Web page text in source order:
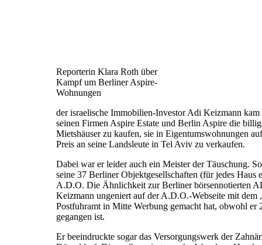
Reporterin Klara Roth über
Kampf um Berliner Aspire-
Wohnungen
der israelische Immobilien-Investor Adi Keizmann
seinen Firmen Aspire Estate und Berlin Aspire die
Mietshäuser zu kaufen, sie in Eigentumswohnungen
Preis an seine Landsleute in Tel Aviv zu verkaufen.
Dabei war er leider auch ein Meister der Täuschung.
seine 37 Berliner Objektgesellschaften (für jedes Haus
A.D.O. Die Ähnlichkeit zur Berliner börsennotierten
Keizmann ungeniert auf der A.D.O.-Webseite mit dem
Postfuhramt in Mitte Werbung gemacht hat, obwohl er
gegangen ist.
Er beeindruckte sogar das Versorgungswerk der